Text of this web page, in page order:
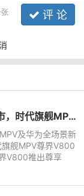
评 论
尊界V800、尊界V680上市，时代旗舰MPV开启全维奢适新境
及华为全场景新
舰MPV尊界V800
V800推出尊享
价分别为76.6万元